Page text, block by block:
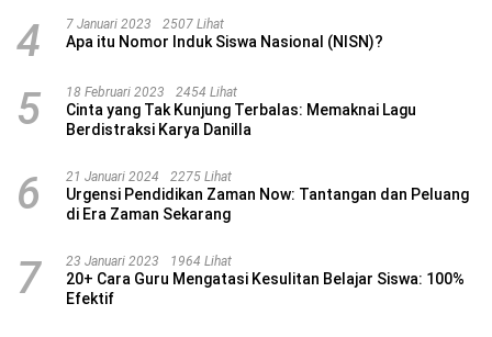
4 7 Januari 2023 2507 Lihat
Apa itu Nomor Induk Siswa Nasional (NISN)?
5 18 Februari 2023 2454 Lihat
Cinta yang Tak Kunjung Terbalas: Memaknai Lagu
Berdistraksi Karya Danilla
6 21 Januari 2024 2275 Lihat
Urgensi Pendidikan Zaman Now: Tantangan dan Peluang
di Era Zaman Sekarang
7 23 Januari 2023 1964 Lihat
20+ Cara Guru Mengatasi Kesulitan Belajar Siswa: 100%
Efektif